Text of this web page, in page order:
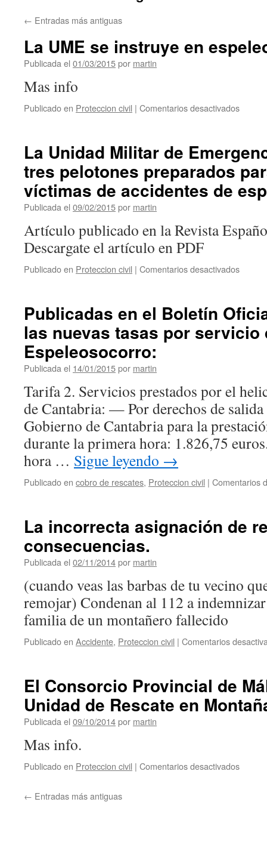
← Entradas más antiguas
La UME se instruye en
Publicada el 01/03/2015por martin
Mas info
Publicado en Proteccion civil | Comentarios desactivadosen
en
La Unidad Militar de
tres pelotones preparados
víctimas de accidentes de
Publicada el 09/02/2015por martin
Artículo publicado en la Revista
Descargate el artículo en PDF
Publicado en Proteccion civil | Comentarios desactivadosen
de
cuenta
para
a
las
de
Publicadas en el Boletín
las nuevas tasas por servicio
Espeleosocorro:
Publicada el 14/01/2015por martin
Tarifa 2. Servicios prestados por el
de Cantabria: — Por derechos de
Gobierno de Cantabria para la
durante la primera hora: 1.826,75
hora … Sigue leyendo →
Publicado en cobro de rescates, Proteccion civil | Comentarios
La incorrecta asignación de
consecuencias.
Publicada el 02/11/2014por martin
(cuando veas las barbas de tu vecino
remojar) Condenan al 112 a
familia de un montañero fallecido
Publicado en Accidente, Proteccion civil | Comentarios
El Consorcio Provincial de
Unidad de Rescate en
Publicada el 09/10/2014por martin
Mas info.
Publicado en Proteccion civil | Comentarios desactivadosen
← Entradas más antiguas